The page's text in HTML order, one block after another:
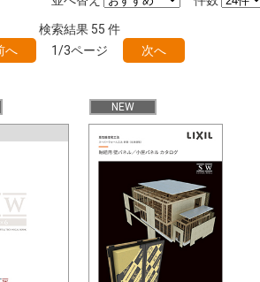
絞り込みの解除
旧版（WEBカタログ）
いまい）
目次も検索 検 索
グ
リフォームおすすめ（4）
補助金・優遇制度を知る（2）
検索結果 55 件
へ
1/3ページ 次へ
NEW